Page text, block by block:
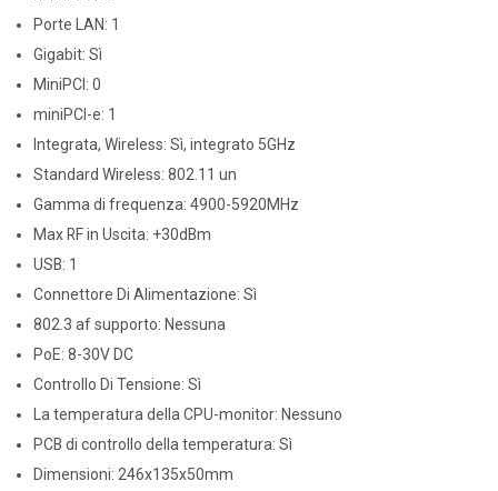
Porte LAN: 1
Gigabit: Sì
MiniPCI: 0
miniPCI-e: 1
Integrata, Wireless: Sì, integrato 5GHz
Standard Wireless: 802.11 un
Gamma di frequenza: 4900-5920MHz
Max RF in Uscita: +30dBm
USB: 1
Connettore Di Alimentazione: Sì
802.3 af supporto: Nessuna
PoE: 8-30V DC
Controllo Di Tensione: Sì
La temperatura della CPU-monitor: Nessuno
PCB di controllo della temperatura: Sì
Dimensioni: 246x135x50mm